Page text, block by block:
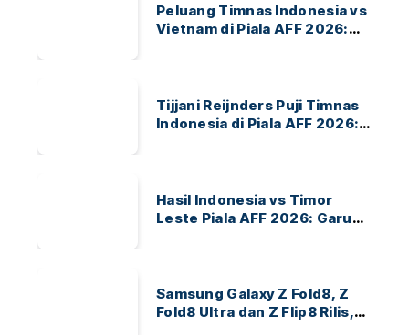
Peluang Timnas Indonesia vs
Vietnam di Piala AFF 2026:
Tijjani Reijnders Puji Timnas
Indonesia di Piala AFF 2026:
Hasil Indonesia vs Timor
Leste Piala AFF 2026: Garuda
Samsung Galaxy Z Fold8, Z
Fold8 Ultra dan Z Flip8 Rilis,